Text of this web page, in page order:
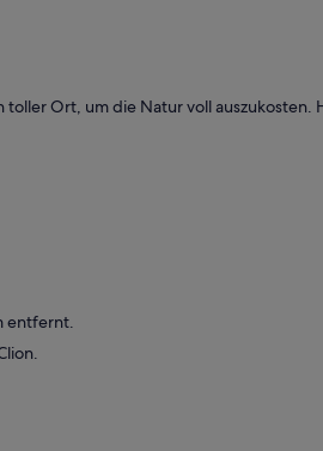
Ort, um die Natur voll
entfernt.